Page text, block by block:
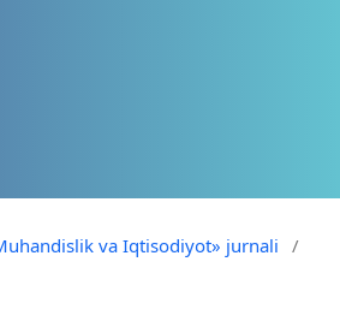
va Iqtisodiyot» jurnali
/